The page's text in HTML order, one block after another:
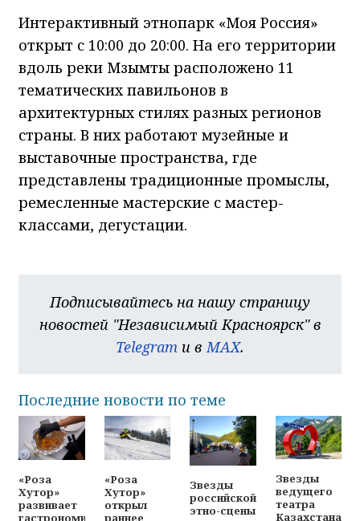
Интерактивный этнопарк «Моя Россия»
открыт с 10:00 до 20:00. На его территории
вдоль реки Мзымты расположено 11
тематических павильонов в
архитектурных стилях разных регионов
страны. В них работают музейные и
выставочные пространства, где
представлены традиционные промыслы,
ремесленные мастерские с мастер-
классами, дегустации.
Подписывайтесь на нашу страницу
новостей "Независимый Красноярск" в
Telegram и вMAX.
Последние новости по теме
«Роза
Хутор»
развивает
гастрономический
«Роза
Хутор»
открыл
раннее
Звезды
российской
этно-сцены
Звезды
ведущего
театра
Казахстана